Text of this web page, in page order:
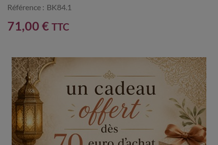
Référence : BK84.1
71,00 € TTC